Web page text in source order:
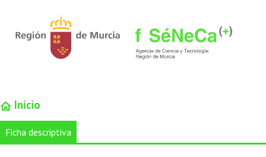
Inicio
Ficha descriptiva